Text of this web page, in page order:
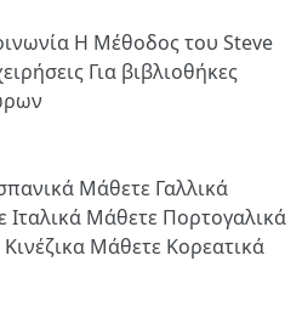
Η Μέθοδος του Steve
Για βιβλιοθήκες
Μάθετε Γαλλικά
Ιταλικά Μάθετε Πορτογαλικά
Μάθετε Κορεατικά